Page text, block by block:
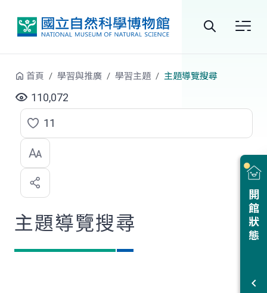
站
尋
開館狀態
首頁 學習與推廣 學習主題 主題導覽搜尋
110,072
點
選
喜
歡
11
主題導覽搜尋